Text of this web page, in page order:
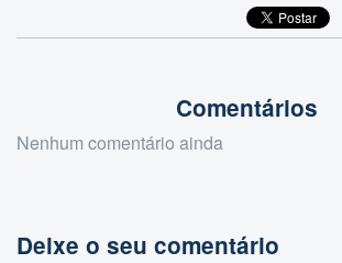
Comentários
Nenhum comentário ainda
Deixe o seu comentário